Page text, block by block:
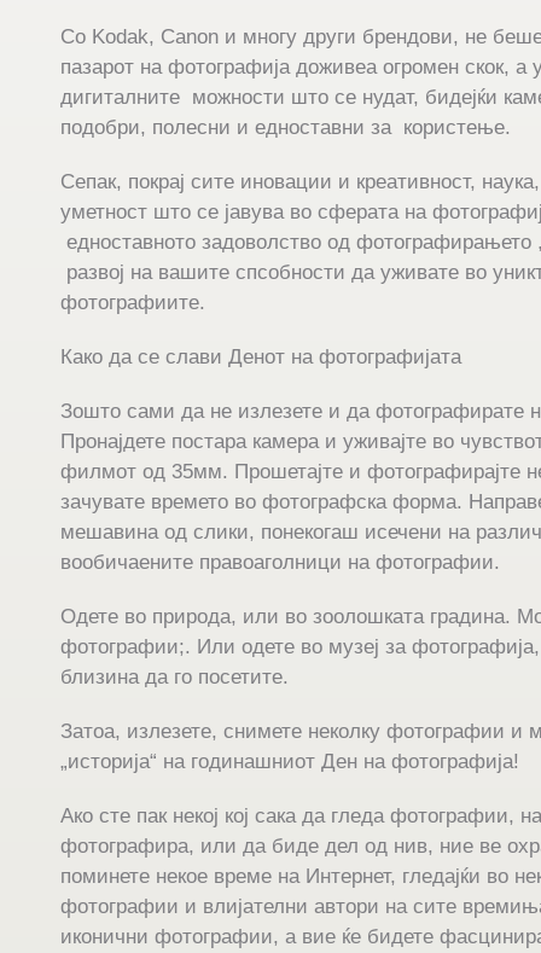
Со Kodak, Canon и многу други брендови, не
пазарот на фотографија доживеа огромен скок, а
дигиталните можности што се нудат, бидејќи
подобри, полесни и едноставни за користење.
Сепак, покрај сите иновации и креативност,
уметност што се јавува во сферата на
едноставното задоволство од
развој на вашите спсобности да уживате во
фотографиите.
Како да се слави Денот на фотографијата
Зошто сами да не излезете и да фотографирате
Пронајдете постара камера и уживајте во
филмот од 35мм. Прошетајте и фотографирајте
зачувате времето во фотографска форма.
мешавина од слики, понекогаш исечени на
вообичаените правоаголници на фотографии.
Одете во природа, или во зоолошката градина.
фотографии;. Или одете во музеј за
близина да го посетите.
Затоа, излезете, снимете неколку фотографии и
„историја“ на годинашниот Ден на фотографија!
Ако сте пак некој кој сака да гледа фотографии,
фотографира, или да биде дел од нив, ние ве
поминете некое време на Интернет, гледајќи во
фотографии и влијателни автори на сите
иконични фотографии, а вие ќе бидете